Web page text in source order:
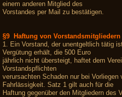
einem anderen Mitglied des
Vorstandes per Mail zu bestätigen.
§9 Haftung von Vorstandsmitgliedern
1. Ein Vorstand, der unentgeltlich tätig
Vergütung erhält, die 500 Euro
jährlich nicht übersteigt, haftet dem
Vorstandspflichten
verursachten Schaden nur bei Vorliegen
Fahrlässigkeit. Satz 1 gilt auch für die
Haftung gegenüber den Mitgliedern des